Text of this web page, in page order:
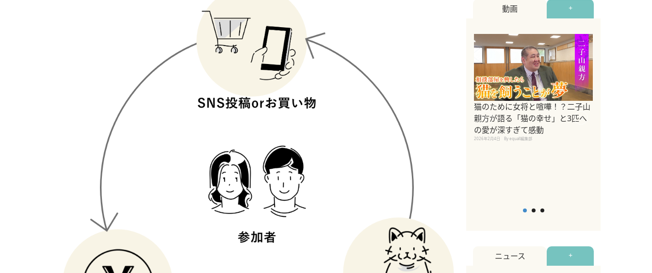
動画 +
猫のために女将と喧嘩！？二子山
親方が語る「猫の幸せ」と3匹へ
の愛が深すぎて感動
2026年2月4日 By equall編集部
ニュース +